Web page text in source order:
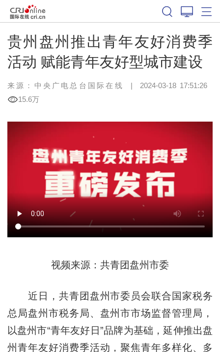
贵州盘州推出青年友好消费季
活动 赋能青年友好型城市建设
来源：中央广电总台国际在线 | 2024-03-18 17:51:26
15.6万
视频来源：共青团盘州市委
近日，共青团盘州市委员会联合国家税务
总局盘州市税务局、盘州市市场监督管理局，
以盘州市“青年友好日”品牌为基础，延伸推出盘
州青年友好消费季活动，聚焦青年多样化、多